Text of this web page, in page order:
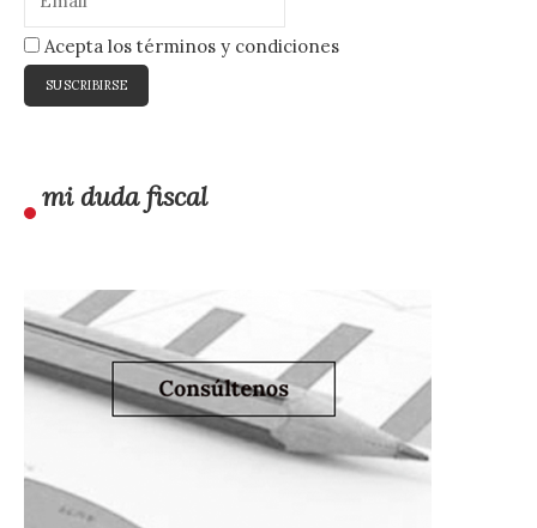
Acepta los términos y condiciones
mi duda fiscal